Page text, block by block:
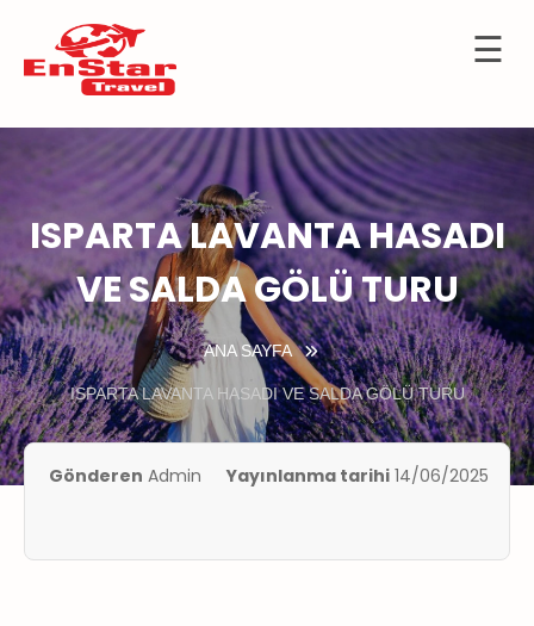
İçeriğe
☰
KIBRIS
ISPARTA LAVANTA HASADI
VE SALDA GÖLÜ TURU
ANA SAYFA
ISPARTA LAVANTA HASADI VE SALDA GÖLÜ TURU
Gönderen Admin Yayınlanma tarihi 14/06/2025